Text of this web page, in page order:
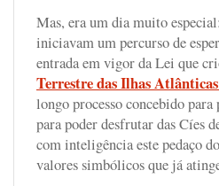
Mas, era um dia muito
iniciavam um percurso de
entrada em vigor da Lei que
Terrestre das Ilhas
longo processo concebido
para poder desfrutar das Cíes
com inteligência este pedaço
valores simbólicos que já